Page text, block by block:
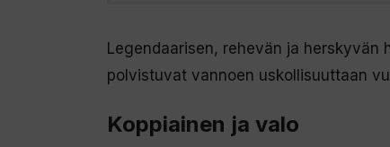
Legendaarisen, rehevän ja herskyvän
polvistuvat vannoen uskollisuuttaan
Koppiainen ja valo